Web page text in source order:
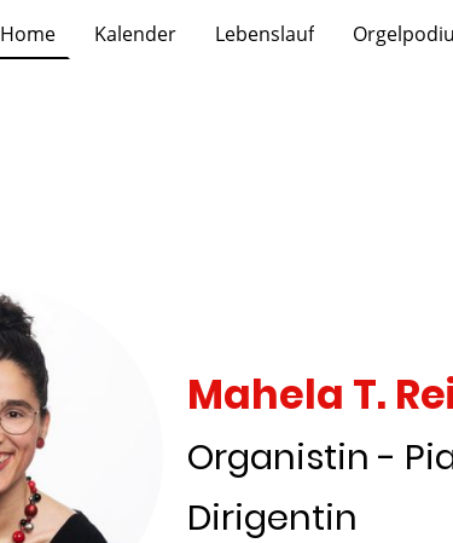
Home Kalender Lebenslauf
Mahela T.
Organistin -
Dirigentin